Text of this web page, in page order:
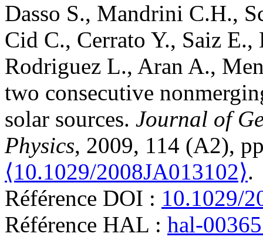
Dasso S., Mandrini C.H.,
Cid C., Cerrato Y., Saiz E.,
Rodriguez L., Aran A.,
two consecutive
solar sources. Journal of
Physics, 2009, 114 (A2),
⟨10.1029/2008JA013102⟩.
Référence DOI : 10.1029/
Référence HAL : hal-